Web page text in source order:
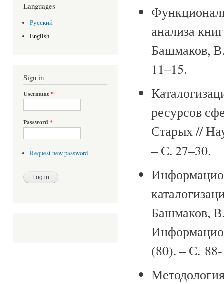
Languages
Русский
English
Sign in
Username*
Password *
Request new password
анализа
Башмаков,
11–15.
ресурсов
Старых //
– С. 27–30.
Башмаков,
(80). – С.